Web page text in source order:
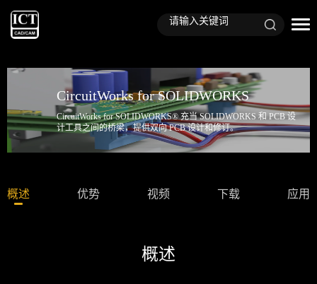
CircuitWorks for SOLIDWORKS
CircuitWorks for SOLIDWORKS® 充当 SOLIDWORKS 和 PCB 设
计工具之间的桥梁，提供双向 PCB 设计和修订。
概述 优势 视频 下载 应用
概述